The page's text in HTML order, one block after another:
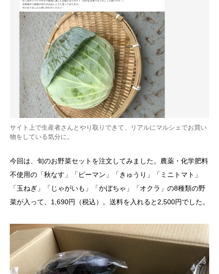
サイト上で生産者さんとやり取りできて、リアルにマルシェでお買い
物をしている気分に。
今回は、旬のお野菜セットを注文してみました。農薬・化学肥料
不使用の「秋なす」「ピーマン」「きゅうり」「ミニトマト」
「玉ねぎ」「じゃがいも」「かぼちゃ」「オクラ」の8種類の野
菜が入って、1,690円（税込）。送料を入れると2,500円でした。